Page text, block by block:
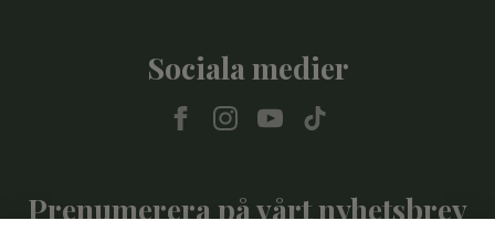
Sociala medier
Prenumerera på vårt nyhetsbrev